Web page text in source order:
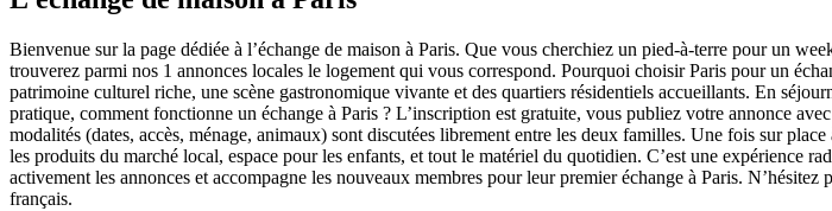
Bienvenue sur la page dédiée à l’échange de maison à Paris. Que vous cherchiez un pied-à-terre pour un
trouverez parmi nos 1 annonces locales le logement qui vous correspond. Pourquoi choisir Paris pour un
patrimoine culturel riche, une scène gastronomique vivante et des quartiers résidentiels accueillants. En
pratique, comment fonctionne un échange à Paris ? L’inscription est gratuite, vous publiez votre annonce
modalités (dates, accès, ménage, animaux) sont discutées librement entre les deux familles. Une fois sur
les produits du marché local, espace pour les enfants, et tout le matériel du quotidien. C’est une expérience
activement les annonces et accompagne les nouveaux membres pour leur premier échange à Paris.
français.